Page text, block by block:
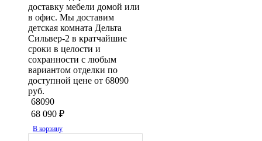
доставку мебели домой или
в офис. Мы доставим
детская комната Дельта
Сильвер-2 в кратчайшие
сроки в целости и
сохранности с любым
вариантом отделки по
доступной цене от 68090
руб.
68090
68 090 ₽
В корзину